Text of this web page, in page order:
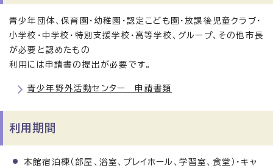
青少年団体、保育園・幼稚園・認定こども園・放課後児童クラブ・
小学校・中学校・特別支援学校・高等学校、グループ、その他市長
が必要と認めたもの
利用には申請書の提出が必要です。
青少年野外活動センター 申請書類
利用期間
本館宿泊棟（部屋、浴室、プレイホール、学習室、食堂）・キャ